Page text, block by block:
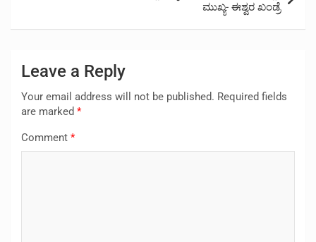
ಮುಖ್ಯ- ಈಶ್ವರ ಖಂಡ್ರೆ
Leave a Reply
Your email address will not be published. Required fields
are marked *
Comment *